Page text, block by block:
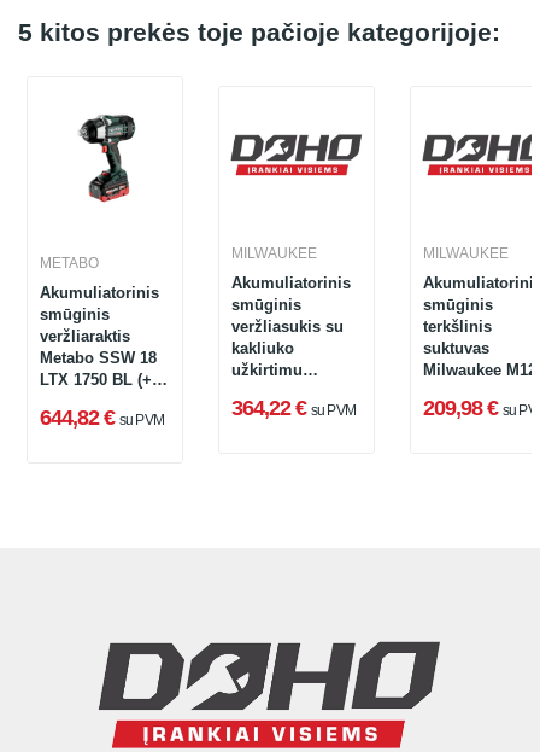
5 kitos prekės toje pačioje kategorijoje:
METABO
Akumuliatorinis
smūginis
veržliaraktis
Metabo SSW 18
LTX 1750 BL (+ 2
Greitasis
644,82 € su PVM
MILWAUKEE
Akumuliatorinis
smūginis
veržliasukis su
kakliuko
užkirtimu
FMTIW2P12-0X,
364,22 € su PVM
MILWAUKEE
smūginis
terkšlinis
suktuvas
Milwaukee M12
136 Nm, 1/4"
209,98 € su